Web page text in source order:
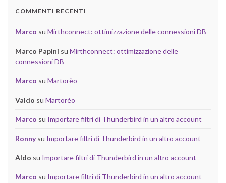
COMMENTI RECENTI
Marco su Mirthconnect: ottimizzazione delle connessioni DB
Marco Papini su Mirthconnect: ottimizzazione delle
connessioni DB
Marco su Martorèo
Valdo su Martorèo
Marco su Importare filtri di Thunderbird in un altro account
Ronnysu Importare filtri di Thunderbird in un altro account
Aldo su Importare filtri di Thunderbird in un altro account
Marco su Importare filtri di Thunderbird in un altro account